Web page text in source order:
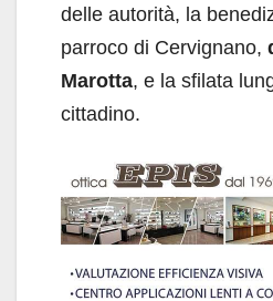
delle autorità, la
parroco di Cervignano,
Marotta, e la sfilata
cittadino.